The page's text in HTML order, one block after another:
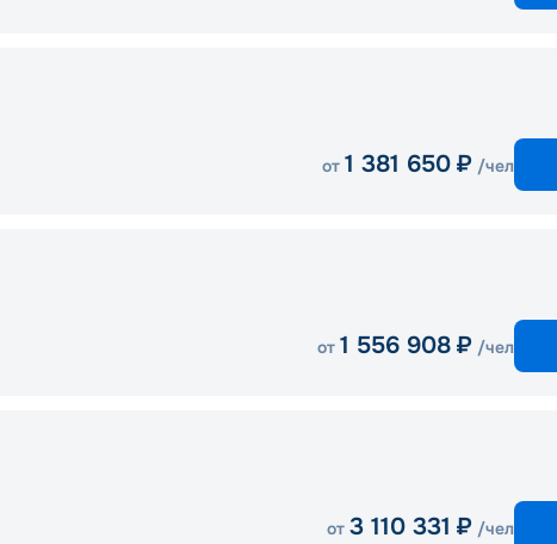
от 1 381 650 ₽ /чел
от 1 556 908 ₽ /чел
от 3 110 331 ₽ /чел